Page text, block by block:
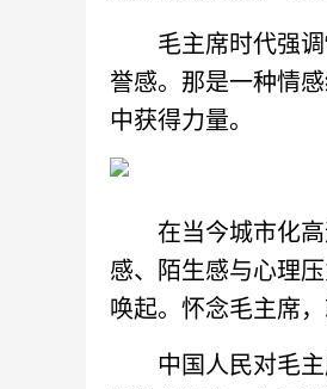
毛主席时代强调“
誉感。那是一种情
中获得力量。
在当今城市化高
感、陌生感与心理
唤起。怀念毛主席
中国人民对毛主